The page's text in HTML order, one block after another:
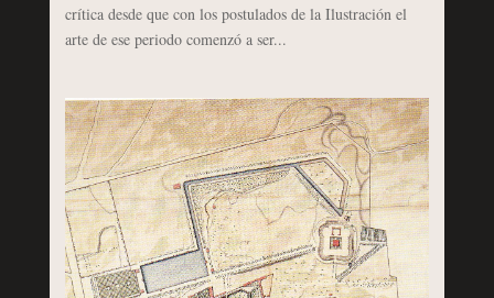
crítica desde que con los postulados de la Ilustración el
arte de ese periodo comenzó a ser...